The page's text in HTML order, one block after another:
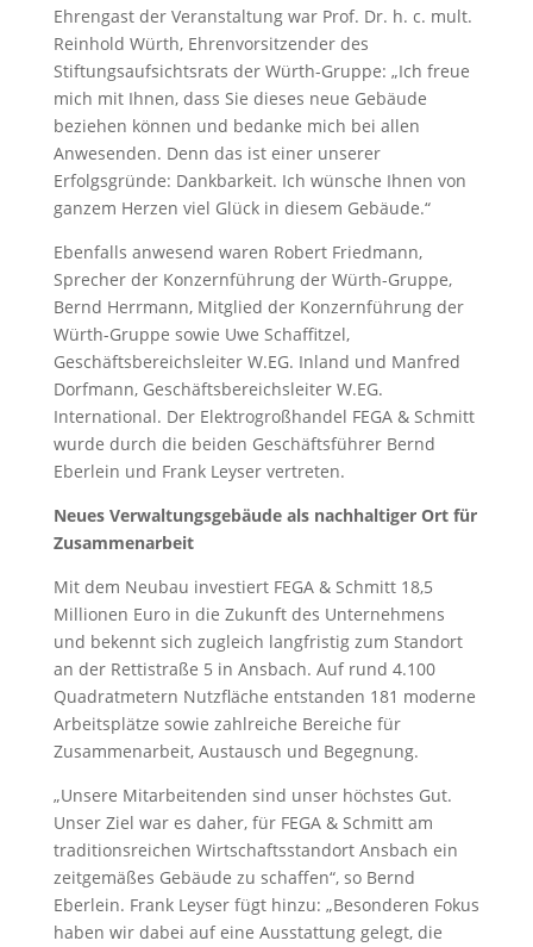
Ehrengast der Veranstaltung war Prof. Dr. h. c. mult.
Reinhold Würth, Ehrenvorsitzender des
Stiftungsaufsichtsrats der Würth-Gruppe: „Ich freue
mich mit Ihnen, dass Sie dieses neue Gebäude
beziehen können und bedanke mich bei allen
Anwesenden. Denn das ist einer unserer
Erfolgsgründe: Dankbarkeit. Ich wünsche Ihnen von
ganzem Herzen viel Glück in diesem Gebäude.“
Ebenfalls anwesend waren Robert Friedmann,
Sprecher der Konzernführung der Würth-Gruppe,
Bernd Herrmann, Mitglied der Konzernführung der
Würth-Gruppe sowie Uwe Schaffitzel,
Geschäftsbereichsleiter W.EG. Inland und Manfred
Dorfmann, Geschäftsbereichsleiter W.EG.
International. Der Elektrogroßhandel FEGA & Schmitt
wurde durch die beiden Geschäftsführer Bernd
Eberlein und Frank Leyser vertreten.
Neues Verwaltungsgebäude als nachhaltiger Ort für
Zusammenarbeit
Mit dem Neubau investiert FEGA & Schmitt 18,5
Millionen Euro in die Zukunft des Unternehmens
und bekennt sich zugleich langfristig zum Standort
an der Rettistraße 5 in Ansbach. Auf rund 4.100
Quadratmetern Nutzfläche entstanden 181 moderne
Arbeitsplätze sowie zahlreiche Bereiche für
Zusammenarbeit, Austausch und Begegnung.
„Unsere Mitarbeitenden sind unser höchstes Gut.
Unser Ziel war es daher, für FEGA & Schmitt am
traditionsreichen Wirtschaftsstandort Ansbach ein
zeitgemäßes Gebäude zu schaffen“, so Bernd
Eberlein. Frank Leyser fügt hinzu: „Besonderen Fokus
haben wir dabei auf eine Ausstattung gelegt, die